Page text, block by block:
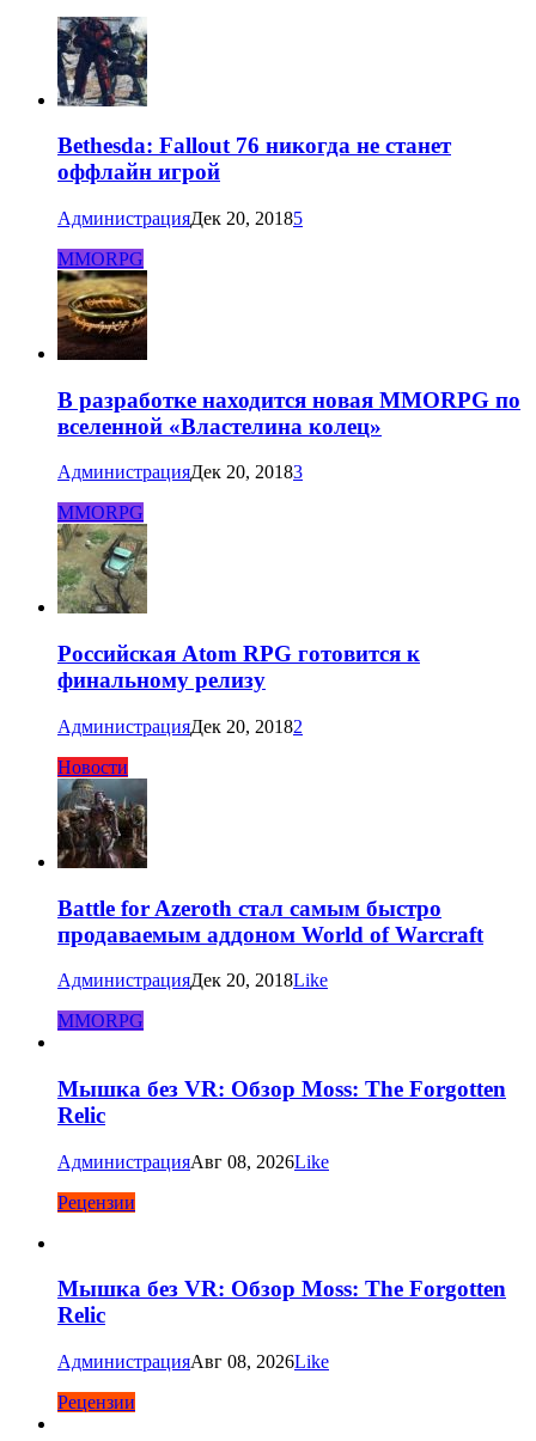
Bethesda: Fallout 76 никогда не станет
оффлайн игрой
АдминистрацияДек 20, 20185
MMORPG
В разработке находится новая MMORPG по
вселенной «Властелина колец»
АдминистрацияДек 20, 20183
MMORPG
Российская Atom RPG готовится к
финальному релизу
АдминистрацияДек 20, 20182
Новости
Battle for Azeroth стал самым быстро
продаваемым аддоном World of Warcraft
АдминистрацияДек 20, 2018Like
MMORPG
Мышка без VR: Обзор Moss: The Forgotten
Relic
АдминистрацияАвг 08, 2026Like
Рецензии
Мышка без VR: Обзор Moss: The Forgotten
Relic
АдминистрацияАвг 08, 2026Like
Рецензии